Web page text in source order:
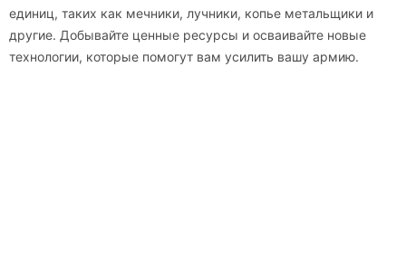
единиц, таких как мечники, лучники, копье метальщики и
другие. Добывайте ценные ресурсы и осваивайте новые
технологии, которые помогут вам усилить вашу армию.